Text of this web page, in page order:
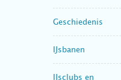
Geschiedenis
IJsbanen
IJsclubs en